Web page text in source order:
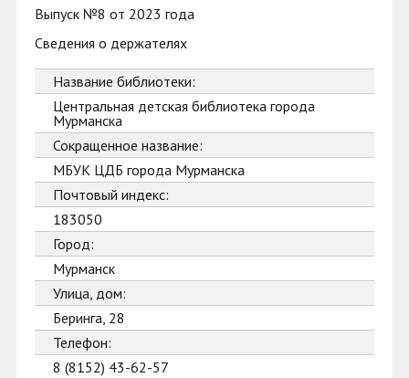
Выпуск №8 от 2023 года
Сведения о держателях
Название библиотеки:
Центральная детская библиотека города
Мурманска
Сокращенное название:
МБУК ЦДБ города Мурманска
Почтовый индекс:
183050
Город:
Мурманск
Улица, дом:
Беринга, 28
Телефон:
8 (8152) 43-62-57